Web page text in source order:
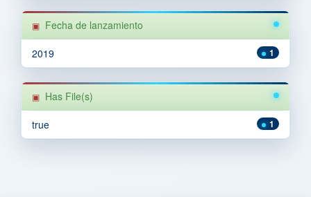
Fecha de lanzamiento
1
2019
Has File(s)
1
true